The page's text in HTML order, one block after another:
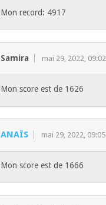
Mon record: 4917
Samira mai 29, 2022, 09:02
Mon score est de 1626
ANAÏS mai 29, 2022, 09:05
Mon score est de 1666